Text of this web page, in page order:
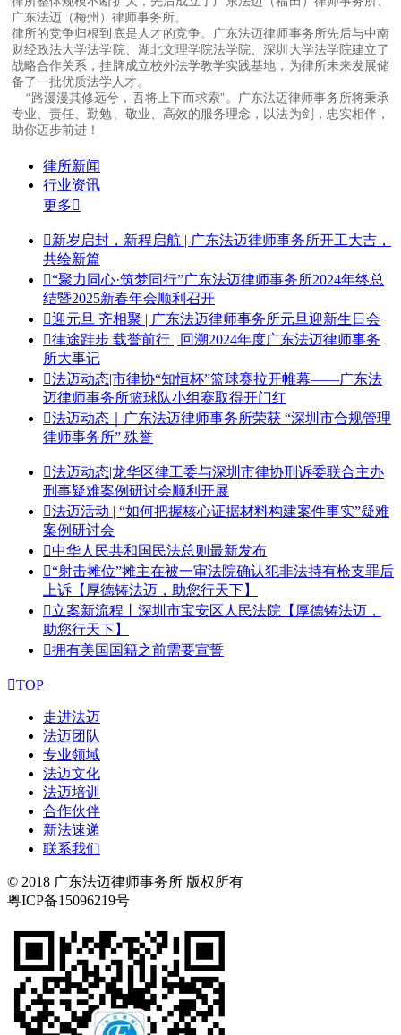
广东法迈（梅州）律师事务所。
律所的竞争归根到底是人才的竞争。广东法迈律师事务所先后与中南
财经政法大学法学院、湖北文理学院法学院、深圳大学法学院建立了
战略合作关系，挂牌成立校外法学教学实践基地，为律所未来发展储
备了一批优质法学人才。
“路漫漫其修远兮，吾将上下而求索”。广东法迈律师事务所将秉承
专业、责任、勤勉、敬业、高效的服务理念，以法为剑，忠实相伴，
助你迈步前进！
律所新闻
行业资讯
更多
新岁启封，新程启航 | 广东法迈律师事务所开工大吉，
共绘新篇
“聚力同心·筑梦同行”广东法迈律师事务所2024年终总
结暨2025新春年会顺利召开​
迎元旦 齐相聚 | 广东法迈律师事务所元旦迎新生日会
律途跬步 载誉前行 | 回溯2024年度广东法迈律师事务
所大事记
法迈动态|市律协“知恒杯”篮球赛拉开帷幕——广东法
迈律师事务所篮球队小组赛取得开门红
法迈动态｜广东法迈律师事务所荣获 “深圳市合规管理
律师事务所” 殊誉
法迈动态|龙华区律工委与深圳市律协刑诉委联合主办
刑事疑难案例研讨会顺利开展
法迈活动 | “如何把握核心证据材料构建案件事实”疑难
案例研讨会
中华人民共和国民法总则最新发布
“射击摊位”摊主在被一审法院确认犯非法持有枪支罪后
上诉【厚德铸法迈，助您行天下】
立案新流程丨深圳市宝安区人民法院【厚德铸法迈，
助您行天下】
拥有美国国籍之前需要宣誓
TOP
走进法迈
法迈团队
专业领域
法迈文化
法迈培训
合作伙伴
新法速递
联系我们
© 2018 广东法迈律师事务所 版权所有
粤ICP备15096219号